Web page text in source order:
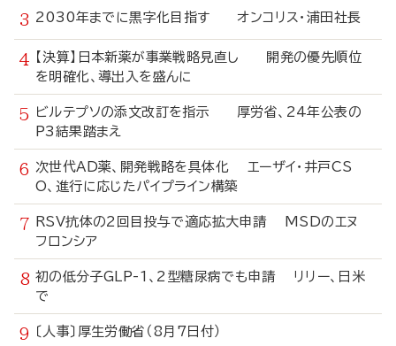
2030年までに黒字化目指す オンコリス・浦田社長
【決算】日本新薬が事業戦略見直し 開発の優先順位
を明確化、導出入を盛んに
ビルテプソの添文改訂を指示 厚労省、24年公表の
P3結果踏まえ
次世代AD薬、開発戦略を具体化 エーザイ・井戸CS
O、進行に応じたパイプライン構築
RSV抗体の2回目投与で適応拡大申請 MSDのエヌ
フロンシア
初の低分子GLP-1、2型糖尿病でも申請 リリー、日米
で
〔人事〕厚生労働省（8月7日付）